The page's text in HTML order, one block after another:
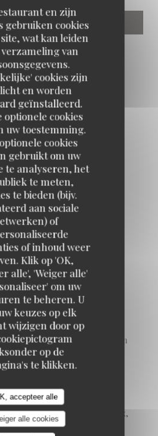
en zijn
gebruiken cookies
wat kan leiden
van
cookies zijn
en worden
geïnstalleerd.
optionele cookies
uw toestemming.
cookies
gebruikt om uw
te analyseren, het
te meten,
te bieden (bijv.
aan sociale
of
of inhoud weer
Klik op 'OK,
alle', 'Weiger alle'
om uw
te beheren. U
keuzes op elk
wijzigen door op
op de
te klikken.
accepteer alle
alle cookies
RESTAURANTSERRIS-
keuken
parkeergelegenheid in
Mobile payment, Amex,
ContactPaiement Sans